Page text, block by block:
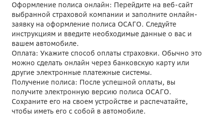
Оформление полиса онлайн: Перейдите на веб-сайт
выбранной страховой компании и заполните онлайн-
заявку на оформление полиса ОСАГО. Следуйте
инструкциям и введите необходимые данные о вас и
вашем автомобиле.
Оплата: Укажите способ оплаты страховки. Обычно это
можно сделать онлайн через банковскую карту или
другие электронные платежные системы.
Получение полиса: После успешной оплаты, вы
получите электронную версию полиса ОСАГО.
Сохраните его на своем устройстве и распечатайте,
чтобы иметь его с собой в автомобиле.